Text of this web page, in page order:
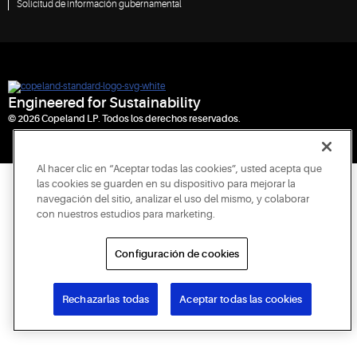
Solicitud de información gubernamental
Engineered for Sustainability
© 2026 Copeland LP. Todos los derechos reservados.
Al hacer clic en “Aceptar todas las cookies”, usted acepta que
las cookies se guarden en su dispositivo para mejorar la
navegación del sitio, analizar el uso del mismo, y colaborar
con nuestros estudios para marketing.
Configuración de cookies
Rechazarlas todas Aceptar todas las cookies